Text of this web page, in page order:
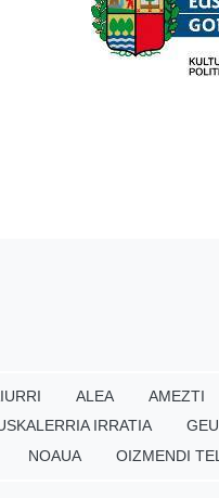
ALEA AMEZTI
IRRATIA
NOAUA OIZMENDI